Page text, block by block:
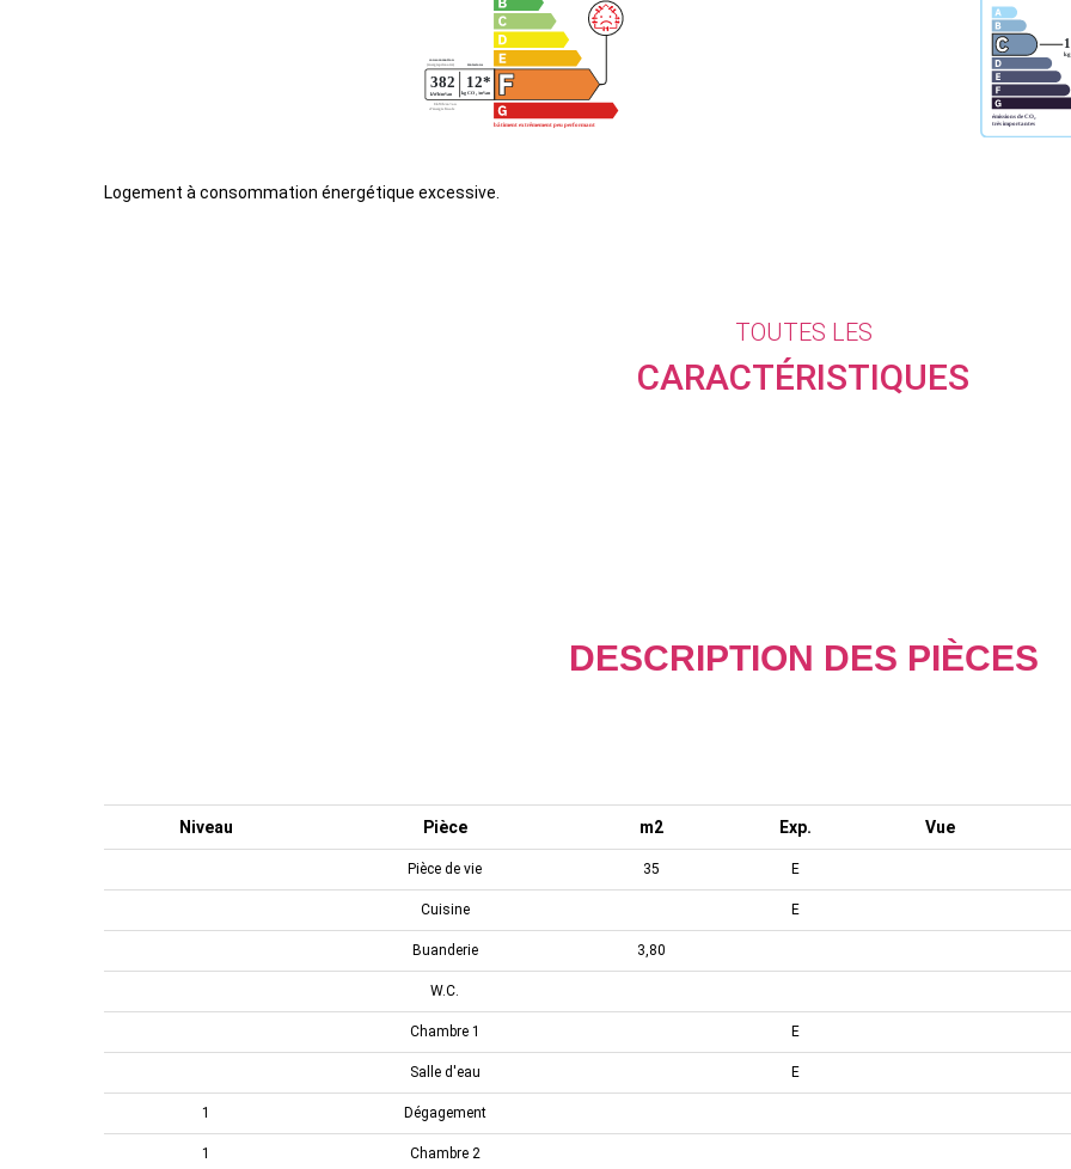
Logement à consommation énergétique excessive.
TOUTES LES
CARACTÉRISTIQUES
DESCRIPTION DES PIÈCES
Niveau Pièce m2 Exp. Vue
Pièce de vie 35 E
Cuisine E
Buanderie 3,80
W.C.
Chambre 1 E
Salle d'eau E
1 Dégagement
1 Chambre 2